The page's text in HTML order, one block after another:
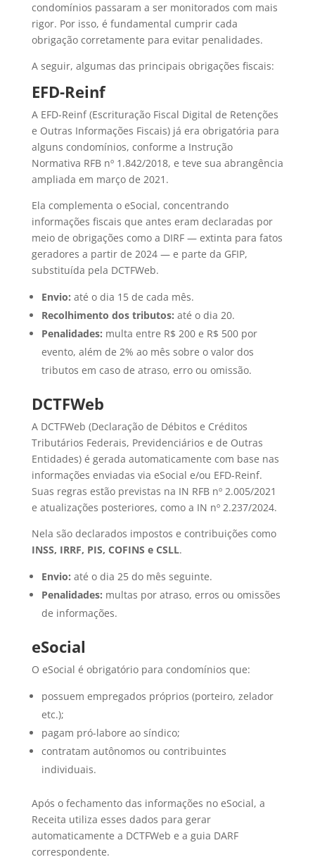
condomínios passaram a ser monitorados com mais
rigor. Por isso, é fundamental cumprir cada
obrigação corretamente para evitar penalidades.
A seguir, algumas das principais obrigações fiscais:
EFD-Reinf
A EFD-Reinf (Escrituração Fiscal Digital de Retenções
e Outras Informações Fiscais) já era obrigatória para
alguns condomínios, conforme a Instrução
Normativa RFB nº 1.842/2018, e teve sua abrangência
ampliada em março de 2021.
Ela complementa o eSocial, concentrando
informações fiscais que antes eram declaradas por
meio de obrigações como a DIRF — extinta para fatos
geradores a partir de 2024 — e parte da GFIP,
substituída pela DCTFWeb.
Envio: até o dia 15 de cada mês.
Recolhimento dos tributos: até o dia 20.
Penalidades: multa entre R$ 200 e R$ 500 por
evento, além de 2% ao mês sobre o valor dos
tributos em caso de atraso, erro ou omissão.
DCTFWeb
A DCTFWeb (Declaração de Débitos e Créditos
Tributários Federais, Previdenciários e de Outras
Entidades) é gerada automaticamente com base nas
informações enviadas via eSocial e/ou EFD-Reinf.
Suas regras estão previstas na IN RFB nº 2.005/2021
e atualizações posteriores, como a IN nº 2.237/2024.
Nela são declarados impostos e contribuições como
INSS, IRRF, PIS, COFINS e CSLL.
Envio: até o dia 25 do mês seguinte.
Penalidades: multas por atraso, erros ou omissões
de informações.
eSocial
O eSocial é obrigatório para condomínios que:
possuem empregados próprios (porteiro, zelador
etc.);
pagam pró-labore ao síndico;
contratam autônomos ou contribuintes
individuais.
Após o fechamento das informações no eSocial, a
Receita utiliza esses dados para gerar
automaticamente a DCTFWeb e a guia DARF
correspondente.